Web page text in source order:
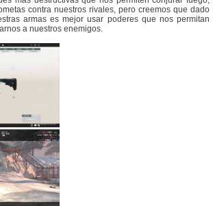
contra nuestros rivales, pero creemos que dado
armas es mejor usar poderes que nos permitan
a nuestros enemigos.